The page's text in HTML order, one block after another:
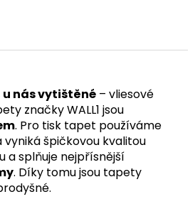
u nás vytištěné – vliesové
značky WALL1 jsou
. Pro tisk tapet používáme
špičkovou kvalitou
a splňuje nejpřísnější
. Díky tomu jsou tapety